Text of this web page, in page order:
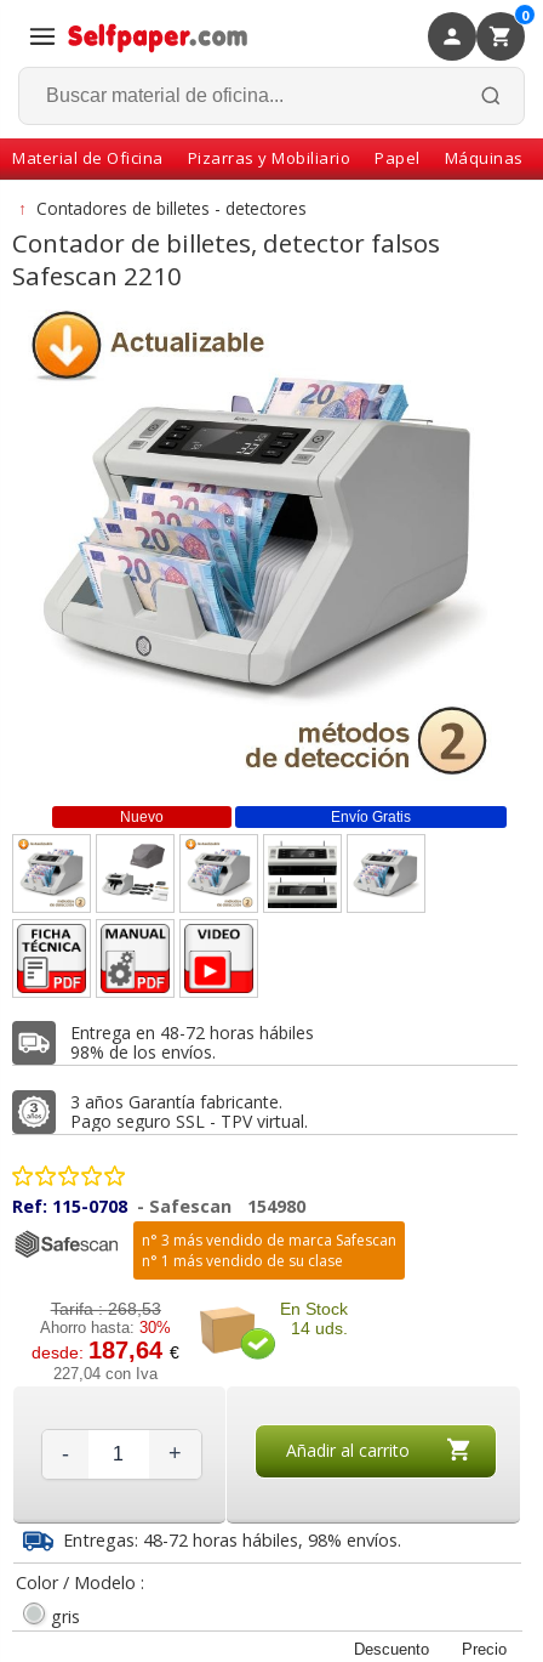
0
Material de Oficina Pizarras y Mobiliario Papel Máquinas
Volver
↑ Contadores de billetes - detectores
Contador de billetes, detector falsos
Safescan 2210
Envío Gratis
Nuevo
Entrega en 48-72 horas hábiles
98% de los envíos.
3 años Garantía fabricante.
Pago seguro SSL - TPV virtual.
Ref: 115-0708 - Safescan 154980
n° 3 más vendido de marca Safescan
n° 1 más vendido de su clase
Tarifa :268,53
Ahorro hasta:30%
desde: 187,64€
227,04 con Iva
En Stock
14 uds.
- + Añadir al carrito
Entregas: 48-72 horas hábiles, 98% envíos.
Color / Modelo :
gris
Descuento Precio